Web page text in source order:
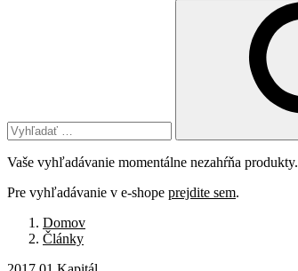
Vaše vyhľadávanie momentálne nezahŕňa produkty.
Pre vyhľadávanie v e-shope prejdite sem.
Domov
Články